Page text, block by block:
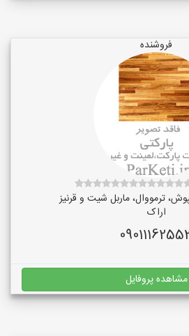
فروشنده
ترمووال، ماربل شیت و قرنیز
اراک
مشاهده پروفایل